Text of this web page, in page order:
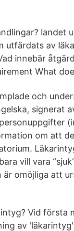
landet
utfärdats av
innebär
What
och
signerat
om att
vill vara
omöjliga att
Vid första
av